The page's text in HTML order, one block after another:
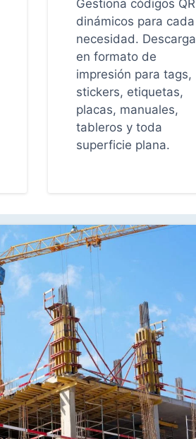
Gestiona códigos QR
dinámicos para cada
necesidad. Descarga
en formato de
impresión para tags,
stickers, etiquetas,
placas, manuales,
tableros y toda
superficie plana.